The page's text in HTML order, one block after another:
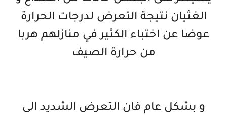
الغثيان نتيجة التعرض لدرجات الحرارة
عوضا عن اختباء الكثير في منازلهم هربا
من حرارة الصيف
و بشكل عام فان التعرض الشديد الى